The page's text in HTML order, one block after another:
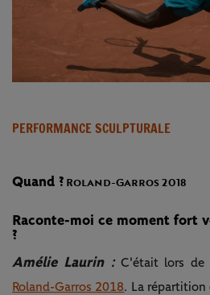
PERFORMANCE SCULPTURALE
Quand ? Roland-Garros 2018
Raconte-moi ce moment fort
?
Amélie Laurin :C'était lors de
Roland-Garros 2018. La répartition